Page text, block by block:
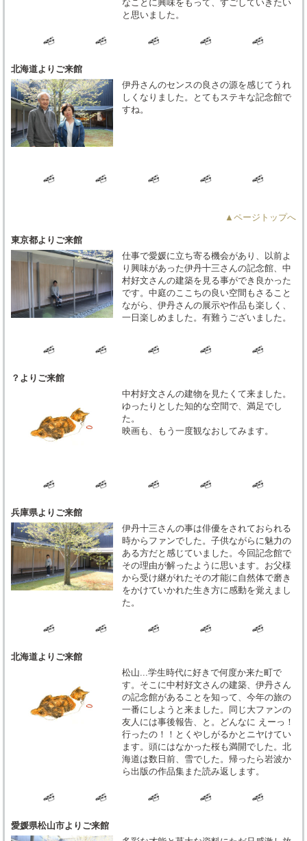
なことに興味をもって、すごしていきたい
と思いました。
北海道よりご来館
伊丹さんのセンスの良さの源を感じてうれ
しくなりました。とてもステキな記念館で
すね。
▲ページトップへ
東京都よりご来館
仕事で愛媛に立ち寄る機会があり、以前よ
り興味があった伊丹十三さんの記念館、中
村好文さんの建築を見る事ができ良かった
です。中庭のここちの良い空間もさること
ながら、伊丹さんの展示や作品も楽しく、
一日楽しめました。有難うございました。
？よりご来館
中村好文さんの建物を見たくて来ました。
ゆったりとした知的な空間で、満足でし
た。
映画も、もう一度観なおしてみます。
兵庫県よりご来館
伊丹十三さんの事は俳優をされておられる
時からファンでした。子供ながらに魅力の
ある方だと感じていました。今回記念館で
その理由が解ったように思います。お父様
から受け継がれたその才能に自然体で磨き
をかけていかれた生き方に感動を覚えまし
た。
北海道よりご来館
松山...学生時代に好きで何度か来た町で
す。そこに中村好文さんの建築、伊丹さん
の記念館があることを知って、今年の旅の
一番にしようと来ました。同じ大ファンの
友人には事後報告、と。どんなに えーっ！
行ったの！！とくやしがるかとニヤけてい
ます。頭にはなかった桜も満開でした。北
海道は数日前、雪でした。帰ったら岩波か
ら出版の作品集また読み返します。
愛媛県松山市よりご来館